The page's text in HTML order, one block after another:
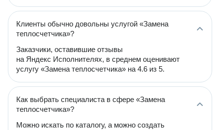
Клиенты обычно довольны услугой «Замена
теплосчетчика»?
Заказчики, оставившие отзывы
на Яндекс Исполнителях, в среднем оценивают
услугу «Замена теплосчетчика» на 4.6 из 5.
Как выбрать специалиста в сфере «Замена
теплосчетчика»?
Можно искать по каталогу, а можно создать